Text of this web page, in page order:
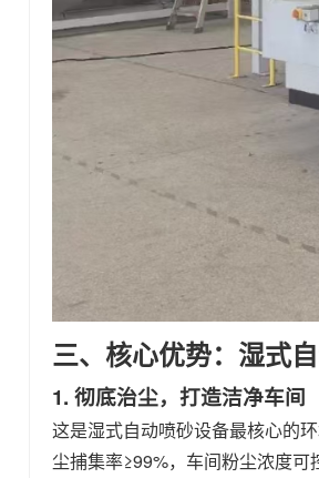
三、核心优势：湿式
1. 彻底治尘，打造洁净车间
这是湿式自动喷砂设备最核心的
尘捕集率≥99%，车间粉尘浓度